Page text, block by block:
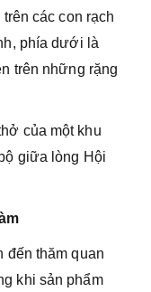
các con rạch
phía dưới là
trên những rặng
của một khu
giữa lòng Hội
đến thăm quan
khi sản phẩm